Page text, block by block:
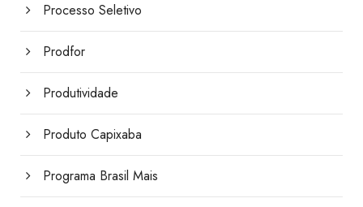
Processo Seletivo
Prodfor
Produtividade
Produto Capixaba
Programa Brasil Mais